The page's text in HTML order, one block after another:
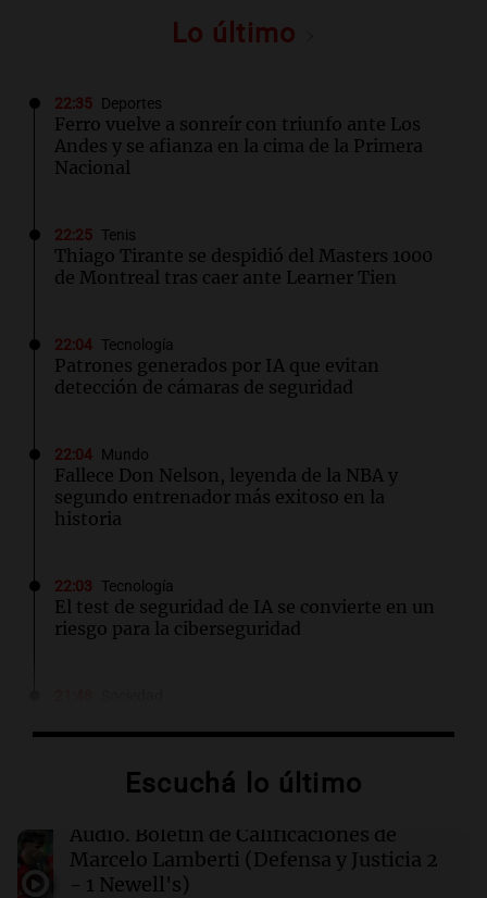
Lo último
22:35 Deportes
Ferro vuelve a sonreír con triunfo ante Los
Andes y se afianza en la cima de la Primera
Nacional
22:25 Tenis
Thiago Tirante se despidió del Masters 1000
de Montreal tras caer ante Learner Tien
22:04 Tecnología
Patrones generados por IA que evitan
detección de cámaras de seguridad
22:04 Mundo
Fallece Don Nelson, leyenda de la NBA y
segundo entrenador más exitoso en la
historia
22:03 Tecnología
El test de seguridad de IA se convierte en un
riesgo para la ciberseguridad
millones de dólares se repartirán entre 44
21:36 Deportes
El futbolista argentino Matías Pourrain
permanece detenido en una cárcel de máxima
seguridad en EE. UU.
Escuchá lo último
Audio. Boletín de Calificaciones de
Marcelo Lamberti (Defensa y Justicia 2
- 1 Newell's)